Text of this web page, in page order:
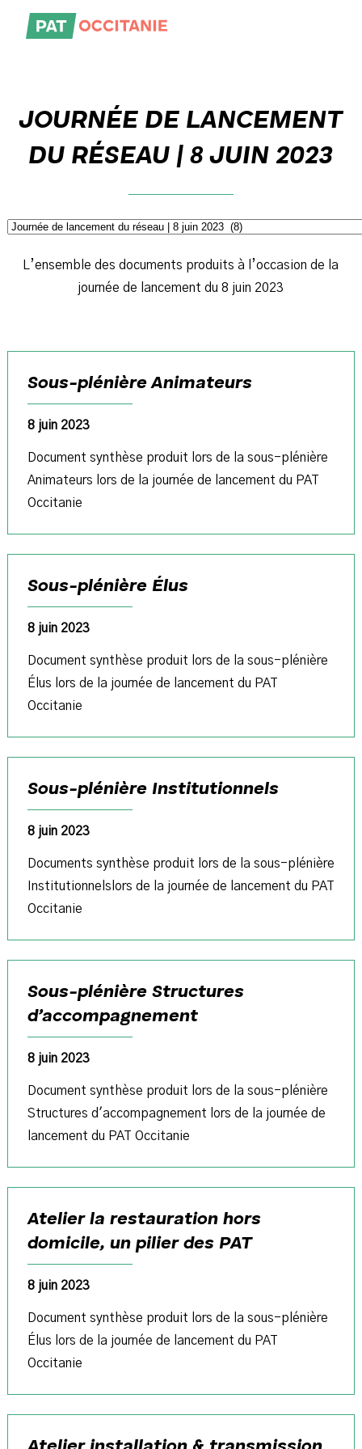
JOURNÉE DE LANCEMENT
DU RÉSEAU | 8 JUIN 2023
L’ensemble des documents produits à l’occasion de la
journée de lancement du 8 juin 2023
Sous-plénière Animateurs
8 juin 2023
Document synthèse produit lors de la sous-plénière
Animateurs lors de la journée de lancement du PAT
Occitanie
Sous-plénière Élus
8 juin 2023
Document synthèse produit lors de la sous-plénière
Élus lors de la journée de lancement du PAT
Occitanie
Sous-plénière Institutionnels
8 juin 2023
Documents synthèse produit lors de la sous-plénière
Institutionnelslors de la journée de lancement du PAT
Occitanie
Sous-plénière Structures
d’accompagnement
8 juin 2023
Document synthèse produit lors de la sous-plénière
Structures d'accompagnement lors de la journée de
lancement du PAT Occitanie
Atelier la restauration hors
domicile, un pilier des PAT
8 juin 2023
Document synthèse produit lors de la sous-plénière
Élus lors de la journée de lancement du PAT
Occitanie